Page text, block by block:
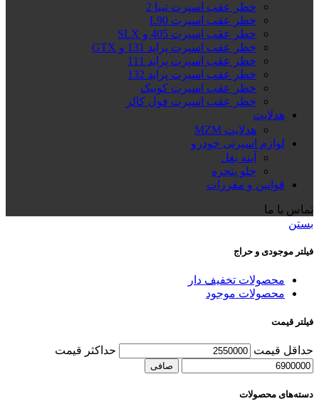
خطر عقب اسپرت تیبا 2
خطر عقب اسپرت L90
خطر عقب اسپرت 405 و SLX
خطر عقب اسپرت پراید 131 و GTX
خطر عقب اسپرت پراید 111
خطر عقب اسپرت پراید 132
خطر عقب اسپرت کوییک
خطر عقب اسپرت فول کالر
هدلایت
هدلایت MZM
لوازم اسپرتی خودرو
آینه بغل
جلو پنجره
قوانین و مقررات
تماس با ما
بستن
فیلتر موجودی و حراج
محصولات تخفیف دار
محصولات موجود
فیلتر قیمت
حداقل قیمت حداكثر قيمت
صافی
دسته‌های محصولات